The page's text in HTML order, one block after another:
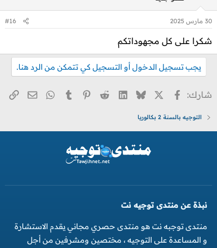
ع
ل
ت
:
30 مارس 2025 #16
شكرا على كل مجهوداتكم
يجب تسجيل الدخول أو التسجيل كي تتمكن من الرد هنا.
شارك: فيسبوك
X
Bluesky
LinkedIn
Reddit
Pinterest
Tumblr
WhatsApp
البريد
التوجيه بالسنة 2 بكالوريا
نبذة عن منتدى توجيه نت
منتدى توجبه نت هو منتدى حصري مجاني يقدم الاستشارة
و المساعدة على التوجيه ، مختصين ومشرفين من أجل